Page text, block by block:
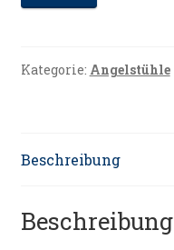
Kategorie: Angelstühle
Beschreibung
Beschreibung